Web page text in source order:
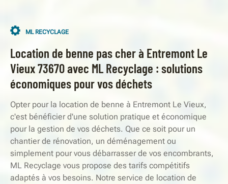
ML RECYCLAGE
Location de benne pas cher à Entremont Le
Vieux 73670 avec ML Recyclage : solutions
économiques pour vos déchets
Opter pour la location de benne à Entremont Le Vieux,
c'est bénéficier d'une solution pratique et économique
pour la gestion de vos déchets. Que ce soit pour un
chantier de rénovation, un déménagement ou
simplement pour vous débarrasser de vos encombrants,
ML Recyclage vous propose des tarifs compétitifs
adaptés à vos besoins. Notre service de location de